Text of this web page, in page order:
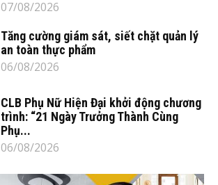
07/08/2026
Tăng cường giám sát, siết chặt quản lý
an toàn thực phẩm
06/08/2026
CLB Phụ Nữ Hiện Đại khởi động chương
trình: “21 Ngày Trưởng Thành Cùng
Phụ...
06/08/2026